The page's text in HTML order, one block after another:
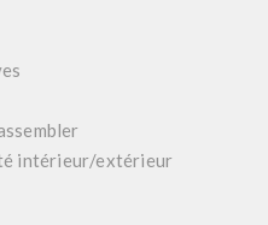
intérieur/extérieur